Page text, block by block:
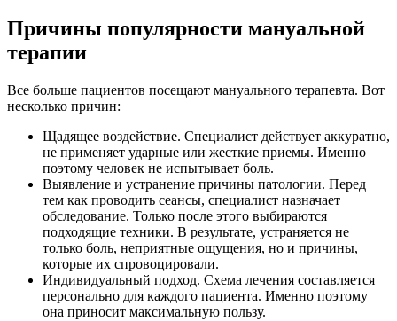
Причины популярности мануальной
терапии
Все больше пациентов посещают мануального терапевта. Вот
несколько причин:
Щадящее воздействие. Специалист действует аккуратно,
не применяет ударные или жесткие приемы. Именно
поэтому человек не испытывает боль.
Выявление и устранение причины патологии. Перед
тем как проводить сеансы, специалист назначает
обследование. Только после этого выбираются
подходящие техники. В результате, устраняется не
только боль, неприятные ощущения, но и причины,
которые их спровоцировали.
Индивидуальный подход. Схема лечения составляется
персонально для каждого пациента. Именно поэтому
она приносит максимальную пользу.